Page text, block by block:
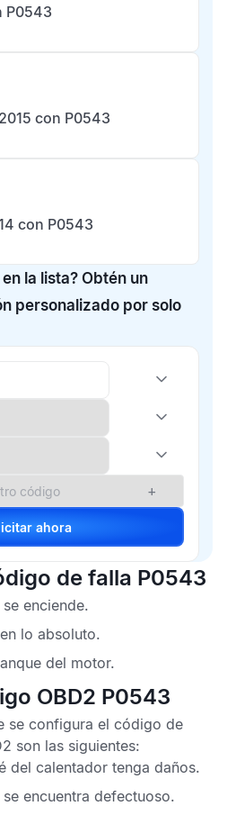
P0543
con P0543
con P0543
la lista? Obtén un
personalizado por solo
+
Solicitar ahora
de falla P0543
se enciende.
lo absoluto.
del motor.
OBD2 P0543
se configura el código de
son las siguientes:
del calentador tenga daños.
encuentra defectuoso.